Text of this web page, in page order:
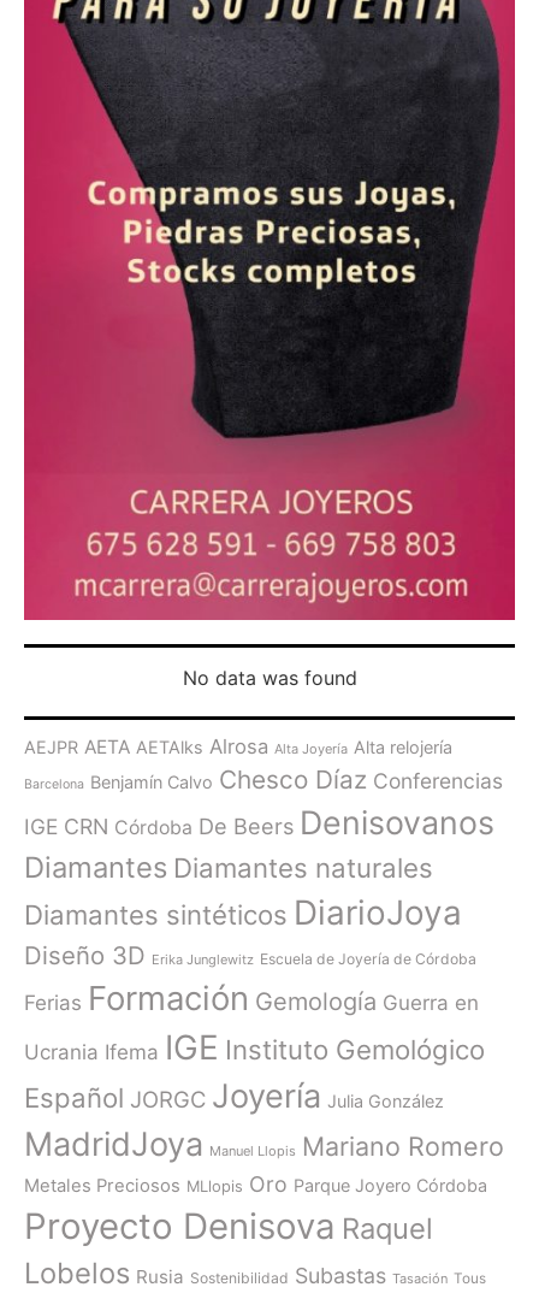
No data was found
AEJPR AETA AETAlks Alrosa Alta Joyería Alta relojería
Barcelona Benjamín Calvo Chesco Díaz Conferencias
IGE CRN Córdoba De Beers Denisovanos
Diamantes Diamantes naturales
Diamantes sintéticos DiarioJoya
Diseño 3D Erika Junglewitz Escuela de Joyería de Córdoba
Ferias Formación Gemología Guerra en
Ucrania Ifema IGE Instituto Gemológico
Español JORGC Joyería Julia González
MadridJoya Manuel Llopis Mariano Romero
Metales Preciosos MLlopis Oro Parque Joyero Córdoba
Proyecto Denisova Raquel
Lobelos Rusia Sostenibilidad Subastas Tasación Tous